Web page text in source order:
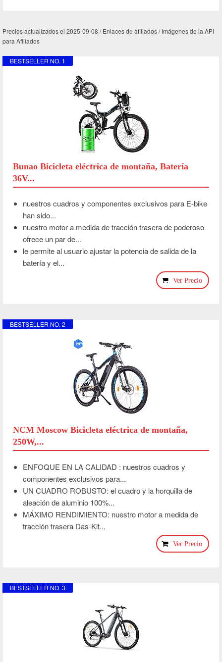
Precios actualizados el 2025-09-08 / Enlaces de afiliados / Imágenes de la API
para Afiliados
BESTSELLER NO. 1
Bunao Bicicleta eléctrica de montaña, Batería
36V...
nuestros cuadros y componentes exclusivos para E-bike
han sido...
nuestro motor a medida de tracción trasera de poderoso
ofrece un par de...
le permite al usuario ajustar la potencia de salida de la
batería y el...
Ver Precio
BESTSELLER NO. 2
NCM Moscow Bicicleta eléctrica de montaña,
250W,...
ENFOQUE EN LA CALIDAD : nuestros cuadros y
componentes exclusivos para...
UN CUADRO ROBUSTO: el cuadro y la horquilla de
aleación de aluminio 100%...
MÁXIMO RENDIMIENTO: nuestro motor a medida de
tracción trasera Das-Kit...
Ver Precio
BESTSELLER NO. 3